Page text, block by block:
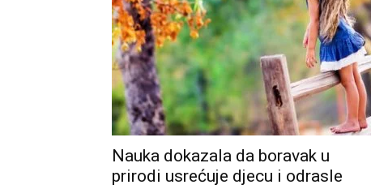
Nauka dokazala da boravak u
prirodi usrećuje djecu i odrasle